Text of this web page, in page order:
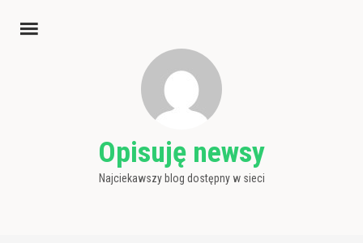
Opisuję newsy
Najciekawszy blog dostępny w sieci